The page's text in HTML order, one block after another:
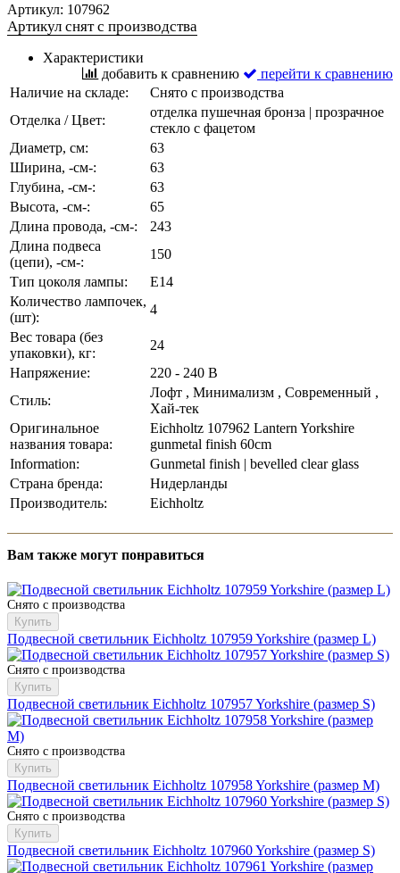
Артикул: 107962
Артикул снят с производства
Характеристики
добавить к сравнению
перейти к сравнению
Наличие на складе:
Снято с производства
Отделка / Цвет:
отделка пушечная бронза | прозрачное
стекло с фацетом
Диаметр, см:
63
Ширина, -см-:
63
Глубина, -см-:
63
Высота, -см-:
65
Длина провода, -см-:
243
Длина подвеса
(цепи), -см-:
150
Тип цоколя лампы:
E14
Количество лампочек,
(шт):
4
Вес товара (без
упаковки), кг:
24
Напряжение:
220 - 240 В
Стиль:
Лофт , Минимализм , Современный ,
Хай-тек
Оригинальное
названия товара:
Eichholtz 107962 Lantern Yorkshire
gunmetal finish 60cm
Information:
Gunmetal finish | bevelled clear glass
Страна бренда:
Нидерланды
Производитель:
Eichholtz
Вам также могут понравиться
Снято с производства
Купить
Подвесной светильник Eichholtz 107959 Yorkshire (размер L)
Снято с производства
Купить
Подвесной светильник Eichholtz 107957 Yorkshire (размер S)
Снято с производства
Купить
Подвесной светильник Eichholtz 107958 Yorkshire (размер M)
Снято с производства
Купить
Подвесной светильник Eichholtz 107960 Yorkshire (размер S)